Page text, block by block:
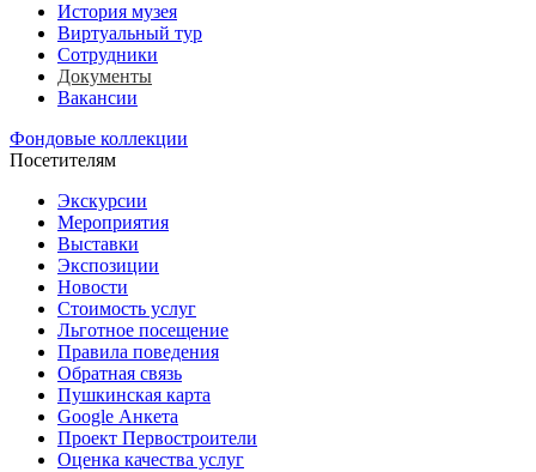
История музея
Виртуальный тур
Сотрудники
Документы
Вакансии
Фондовые коллекции
Посетителям
Экскурсии
Мероприятия
Выставки
Экспозиции
Новости
Стоимость услуг
Льготное посещение
Правила поведения
Обратная связь
Пушкинская карта
Google Анкета
Проект Первостроители
Оценка качества услуг